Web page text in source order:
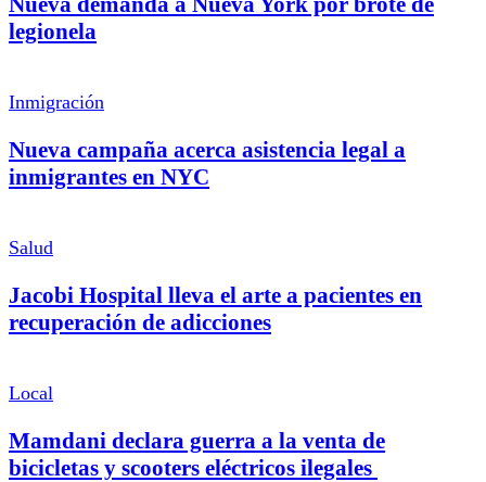
legionela
Inmigración
Nueva campaña acerca asistencia legal a
inmigrantes en NYC
Salud
Jacobi Hospital lleva el arte a pacientes en
recuperación de adicciones
Local
Mamdani declara guerra a la venta de
bicicletas y scooters eléctricos ilegales